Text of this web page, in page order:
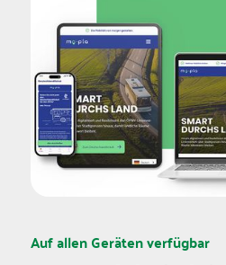
Auf allen Geräten verfügbar